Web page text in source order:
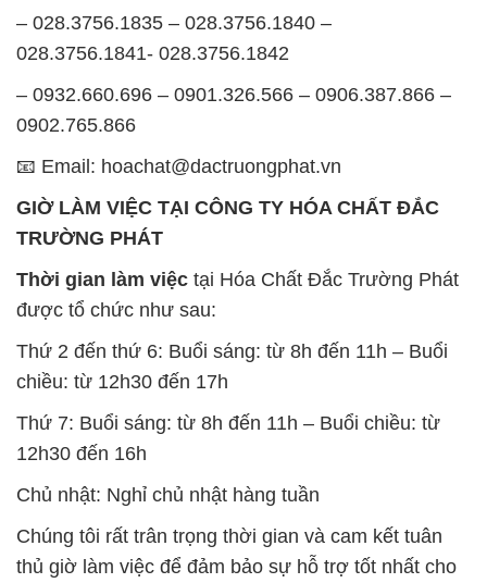
– 028.3756.1835 – 028.3756.1840 –
028.3756.1841- 028.3756.1842
– 0932.660.696 – 0901.326.566 – 0906.387.866 –
0902.765.866
📧 Email: hoachat@dactruongphat.vn
GIỜ LÀM VIỆC TẠI CÔNG TY HÓA CHẤT ĐẮC
TRƯỜNG PHÁT
Thời gian làm việc tại Hóa Chất Đắc Trường Phát
được tổ chức như sau:
Thứ 2 đến thứ 6: Buổi sáng: từ 8h đến 11h – Buổi
chiều: từ 12h30 đến 17h
Thứ 7: Buổi sáng: từ 8h đến 11h – Buổi chiều: từ
12h30 đến 16h
Chủ nhật: Nghỉ chủ nhật hàng tuần
Chúng tôi rất trân trọng thời gian và cam kết tuân
thủ giờ làm việc để đảm bảo sự hỗ trợ tốt nhất cho